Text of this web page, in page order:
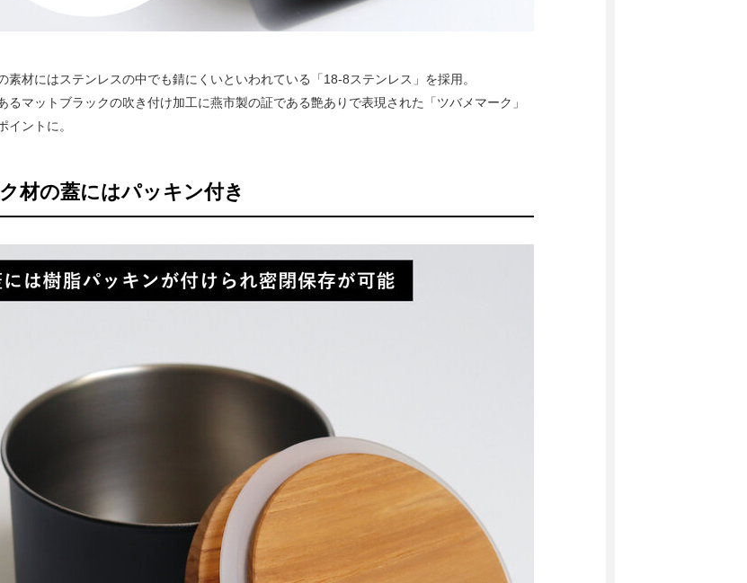
素材にはステンレスの中でも錆にくいといわれている「18-8ステンレス」を採用。
るマットブラックの吹き付け加工に燕市製の証である艶ありで表現された「ツバメマーク」
イントに。
材の蓋にはパッキン付き